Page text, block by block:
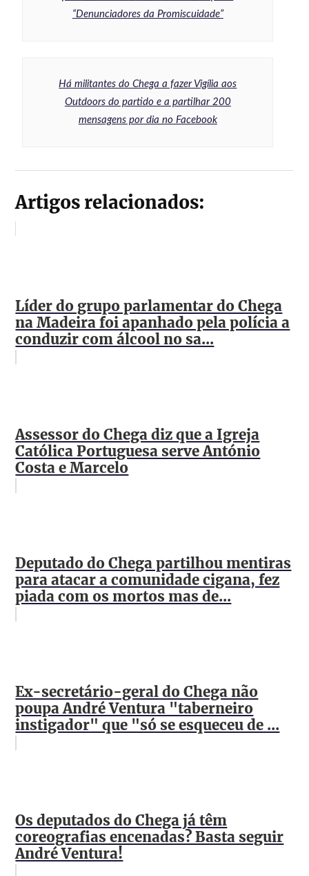
“Denunciadores da Promiscuidade”
Há militantes do Chega a fazer Vigília aos
Outdoors do partido e a partilhar 200
mensagens por dia no Facebook
Artigos relacionados:
Líder do grupo parlamentar do Chega
na Madeira foi apanhado pela polícia a
conduzir com álcool no sa...
Assessor do Chega diz que a Igreja
Católica Portuguesa serve António
Costa e Marcelo
Deputado do Chega partilhou mentiras
para atacar a comunidade cigana, fez
piada com os mortos mas de...
Ex-secretário-geral do Chega não
poupa André Ventura "taberneiro
instigador" que "só se esqueceu de ...
Os deputados do Chega já têm
coreografias encenadas? Basta seguir
André Ventura!